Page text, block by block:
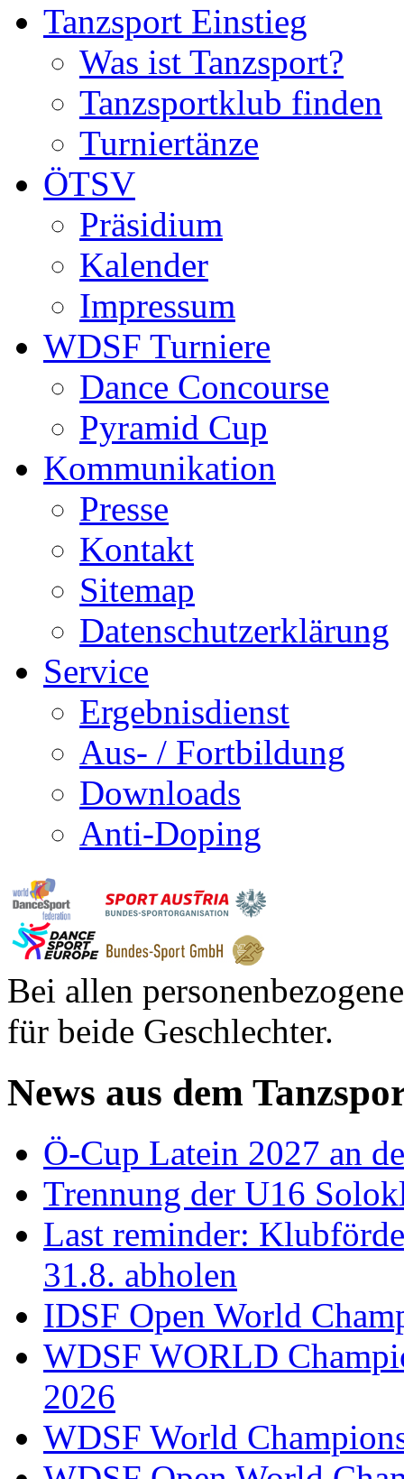
Tanzsport Einstieg
Was ist Tanzsport?
Tanzsportklub finden
Turniertänze
ÖTSV
Präsidium
Kalender
Impressum
WDSF Turniere
Dance Concourse
Pyramid Cup
Kommunikation
Presse
Kontakt
Sitemap
Datenschutzerklärung
Service
Ergebnisdienst
Aus- / Fortbildung
Downloads
Anti-Doping
Bei allen
für beide Geschlechter.
News aus dem
Ö-Cup Latein 2027 an
Trennung der U16
Last reminder:
31.8. abholen
IDSF Open World
WDSF WORLD
2026
WDSF World